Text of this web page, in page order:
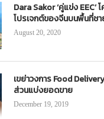
Dara Sakor ‘คู่แข่ง EEC’
โปรเจกต์ของจีนบนพื้นที่ช
August 20, 2020
เขย่าวงการ Food
ส่วนแบ่งยอดขาย
December 19, 2019